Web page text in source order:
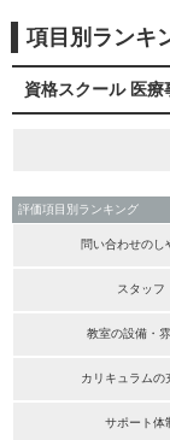
項目別ランキ
資格スクール 医療
評価項目別ランキング
問い合わせのし
スタッフ
教室の設備・
カリキュラムの
サポート体